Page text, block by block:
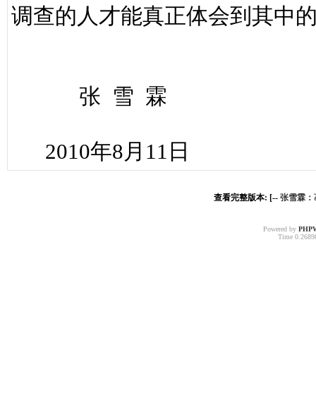
调查的人才能真正体会到其中
张 雪 霖
2010年8月11日
查看完整版本: [-- 张雪霖：
Powered by
Time